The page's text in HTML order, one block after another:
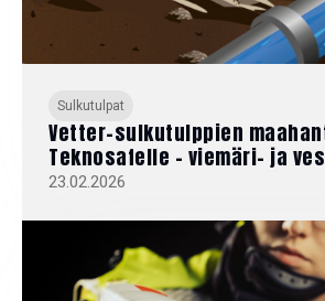
Sulkutulpat
Vetter-sulkutulppien
Teknosafelle – viemäri- ja
23.02.2026